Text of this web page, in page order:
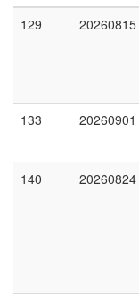
129
20260815
133 20260901
140 20260824